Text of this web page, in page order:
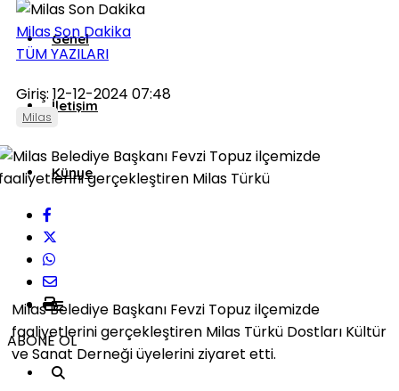
Genel
İletişim
Künye
Milas Son Dakika
TÜM YAZILARI
Giriş: 12-12-2024 07:48
Milas
ABONE OL
Milas Belediye Başkanı Fevzi Topuz ilçemizde
faaliyetlerini gerçekleştiren Milas Türkü Dostları Kültür
ve Sanat Derneği üyelerini ziyaret etti.